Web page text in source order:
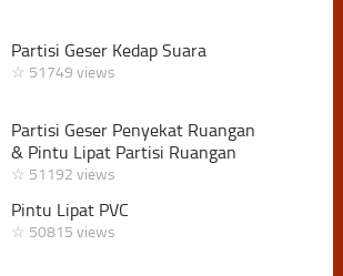
Partisi Geser Kedap Suara
☆ 51749 views
Partisi Geser Penyekat Ruangan
& Pintu Lipat Partisi Ruangan
☆ 51192 views
Pintu Lipat PVC
☆ 50815 views